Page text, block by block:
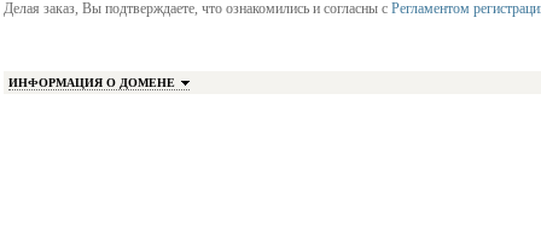
Делая заказ, Вы подтверждаете, что ознакомились и согласны с Регламентом
ИНФОРМАЦИЯ О ДОМЕНЕ